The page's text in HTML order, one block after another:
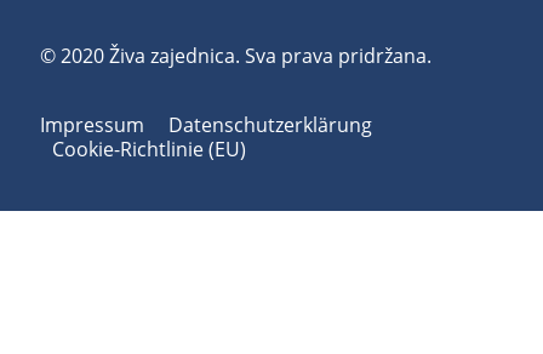
© 2020 Živa zajednica. Sva prava pridržana.
Impressum
Datenschutzerklärung
Cookie-Richtlinie (EU)